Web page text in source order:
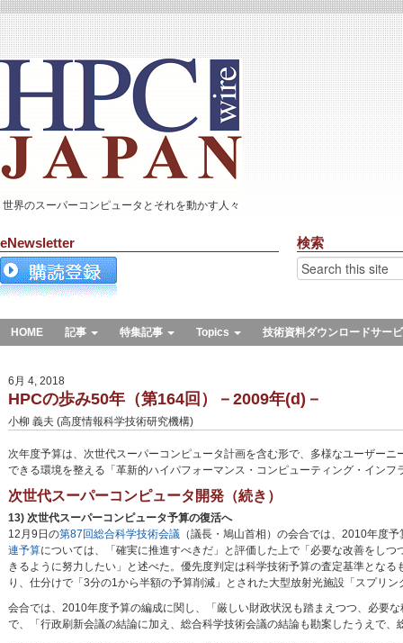
世界のスーパーコンピュータとそれを動かす人々
eNewsletter 検索
HOME 記事 特集記事 Topics 技術資料ダウンロードサー
6月 4, 2018
HPCの歩み50年（第164回）－2009年(d)－
小柳 義夫 (高度情報科学技術研究機構)
次年度予算は、次世代スーパーコンピュータ計画を含む形で、多様なユーザー
できる環境を整える「革新的ハイパフォーマンス・コンピューティング・イン
次世代スーパーコンピュータ開発（続き）
13) 次世代スーパーコンピュータ予算の復活へ
12月9日の第87回総合科学技術会議（議長・鳩山首相）の会合では、2010年度
連予算については、「確実に推進すべきだ」と評価した上で「必要な改善をし
きるように努力したい」と述べた。優先度判定は科学技術予算の査定基準とな
り、仕分けで「3分の1から半額の予算削減」とされた大型放射光施設「スプリ
会合では、2010年度予算の編成に関し、「厳しい財政状況も踏まえつつ、必要
で、「行政刷新会議の結論に加え、総合科学技術会議の結論も勘案したうえで、